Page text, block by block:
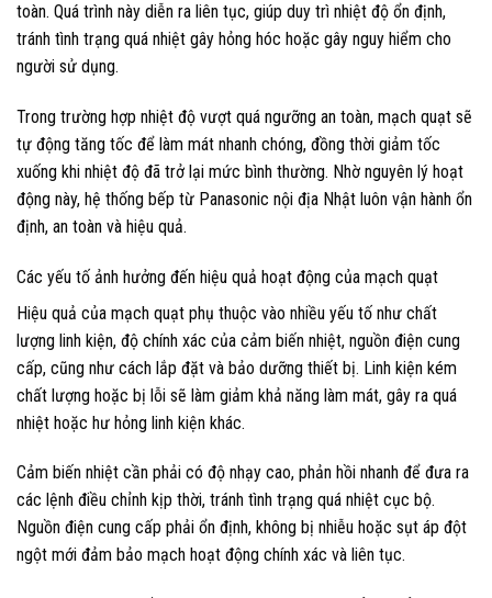
toàn. Quá trình này diễn ra liên tục, giúp duy trì nhiệt độ ổn định,
tránh tình trạng quá nhiệt gây hỏng hóc hoặc gây nguy hiểm cho
người sử dụng.
Trong trường hợp nhiệt độ vượt quá ngưỡng an toàn, mạch quạt sẽ
tự động tăng tốc để làm mát nhanh chóng, đồng thời giảm tốc
xuống khi nhiệt độ đã trở lại mức bình thường. Nhờ nguyên lý hoạt
động này, hệ thống bếp từ Panasonic nội địa Nhật luôn vận hành ổn
định, an toàn và hiệu quả.
Các yếu tố ảnh hưởng đến hiệu quả hoạt động của mạch quạt
Hiệu quả của mạch quạt phụ thuộc vào nhiều yếu tố như chất
lượng linh kiện, độ chính xác của cảm biến nhiệt, nguồn điện cung
cấp, cũng như cách lắp đặt và bảo dưỡng thiết bị. Linh kiện kém
chất lượng hoặc bị lỗi sẽ làm giảm khả năng làm mát, gây ra quá
nhiệt hoặc hư hỏng linh kiện khác.
Cảm biến nhiệt cần phải có độ nhạy cao, phản hồi nhanh để đưa ra
các lệnh điều chỉnh kịp thời, tránh tình trạng quá nhiệt cục bộ.
Nguồn điện cung cấp phải ổn định, không bị nhiễu hoặc sụt áp đột
ngột mới đảm bảo mạch hoạt động chính xác và liên tục.